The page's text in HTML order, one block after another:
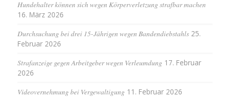
Hundehalter können sich wegen Körperverletzung strafbar machen
16. März 2026
Durchsuchung bei drei 15-Jährigen wegen Bandendiebstahls 25.
Februar 2026
Strafanzeige gegen Arbeitgeber wegen Verleumdung 17. Februar
2026
Videovernehmung bei Vergewaltigung 11. Februar 2026